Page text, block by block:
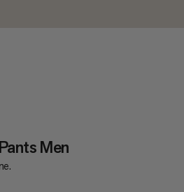
Men